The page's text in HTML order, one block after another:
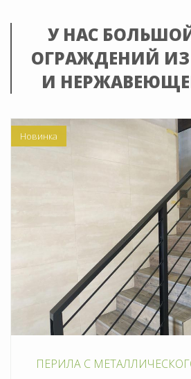
У НАС
ОГРАЖДЕНИЙ
И
Новинка
ПЕРИЛА С